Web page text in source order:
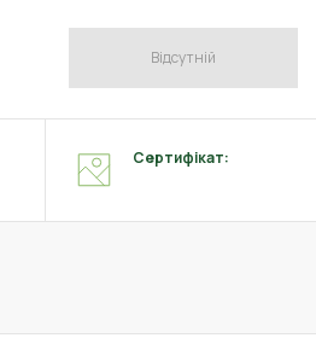
Відсутній
Сертифікат: